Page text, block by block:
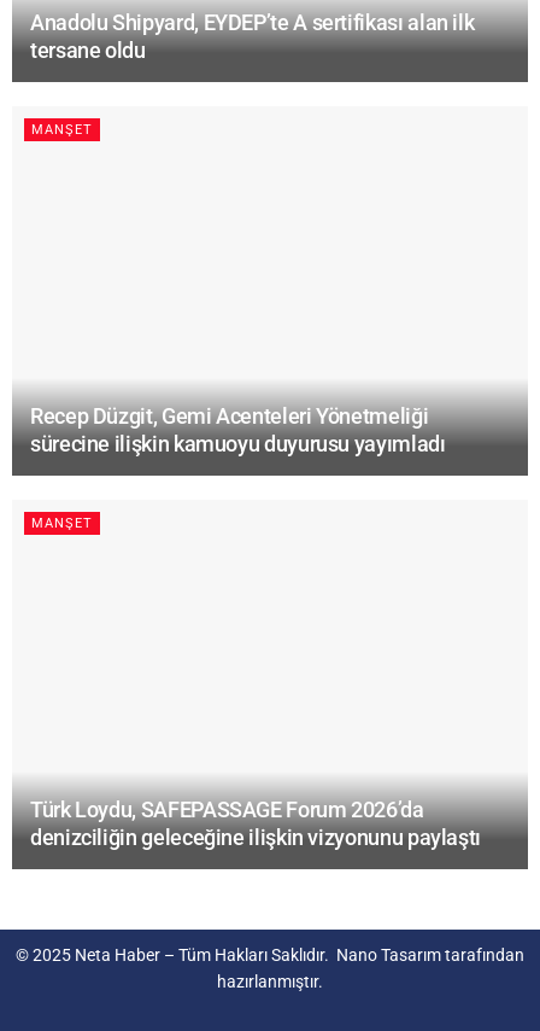
Anadolu Shipyard, EYDEP’te A sertifikası alan ilk
tersane oldu
MANŞET
Recep Düzgit, Gemi Acenteleri Yönetmeliği
sürecine ilişkin kamuoyu duyurusu yayımladı
MANŞET
Türk Loydu, SAFEPASSAGE Forum 2026’da
denizciliğin geleceğine ilişkin vizyonunu paylaştı
© 2025 Neta Haber – Tüm Hakları Saklıdır. Nano Tasarımtarafından
hazırlanmıştır.